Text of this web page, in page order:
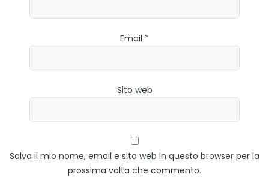
Email *
Sito web
Salva il mio nome, email e sito web in questo browser per la
prossima volta che commento.